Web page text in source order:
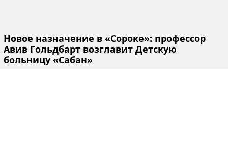
Новое назначение в «Сороке»: профессор
Авив Гольдбарт возглавит Детскую
больницу «Сабан»